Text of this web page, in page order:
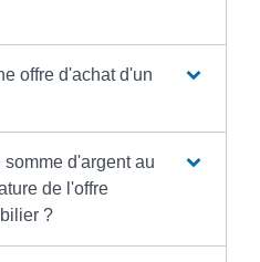
offre d'achat d'un
d'argent au
de l'offre
?